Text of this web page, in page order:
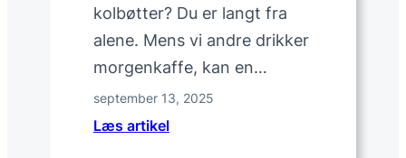
d
t
i
d
s
kolbøtter? Du er langt fra
alene. Mens vi andre drikker
morgenkaffe, kan en…
september 13, 2025
Læs artikel: